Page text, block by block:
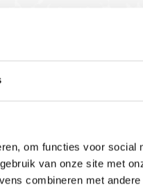
om functies voor social
van onze site met
combineren met
U bent